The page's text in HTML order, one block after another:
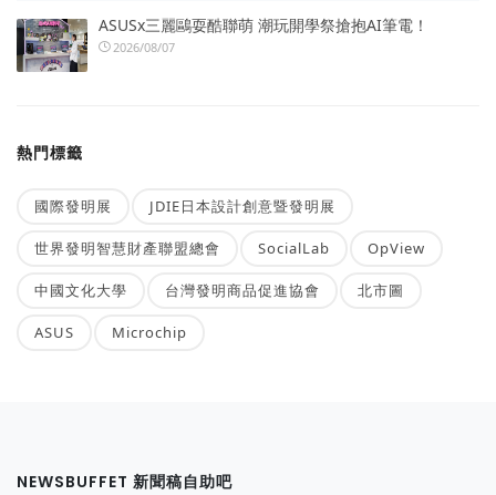
ASUSx三麗鷗耍酷聯萌 潮玩開學祭搶抱AI筆電！
2026/08/07
熱門標籤
國際發明展 JDIE日本設計創意暨發明展
世界發明智慧財產聯盟總會 SocialLab OpView
中國文化大學 台灣發明商品促進協會 北市圖
ASUS Microchip
NEWSBUFFET 新聞稿自助吧